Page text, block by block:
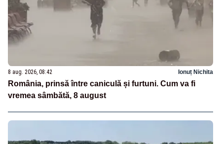
8 aug. 2026, 08:42 Ionuț Nichita
România, prinsă între caniculă și furtuni. Cum va fi
vremea sâmbătă, 8 august